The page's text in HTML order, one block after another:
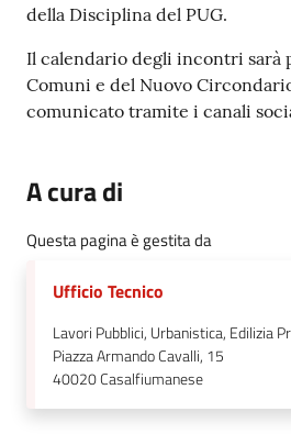
della Disciplina del PUG.
Il calendario degli incontri sarà
Comuni e del Nuovo
comunicato tramite i canali
A cura di
Questa pagina è gestita da
Ufficio Tecnico
Lavori Pubblici, Urbanistica, Edilizia
Piazza Armando Cavalli, 15
40020Casalfiumanese